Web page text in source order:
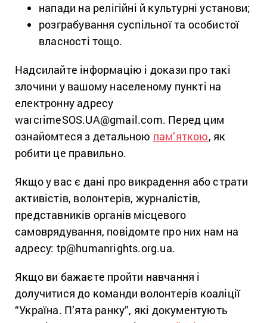
напади на релігійні й культурні установи;
розграбування суспільної та особистої
власності тощо.
Надсилайте інформацію і докази про такі
злочини у вашому населеному пункті на
електронну адресу
warcrimeSOS.UA@gmail.com. Перед цим
ознайомтеся з детальною пам’яткою, як
робити це правильно.
Якщо у вас є дані про викрадення або страти
активістів, волонтерів, журналістів,
представників органів місцевого
самоврядування, повідомте про них нам на
адресу: tp@humanrights.org.ua.
Якщо ви бажаєте пройти навчання і
долучитися до команди волонтерів коаліції
“Україна. П’ята ранку”, які документують